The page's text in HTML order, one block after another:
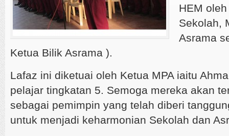
HEM
Sekolah,
Asrama
Ketua Bilik Asrama ).
Lafaz ini diketuai oleh Ketua MPA iaitu
pelajar tingkatan 5. Semoga mereka akan
sebagai pemimpin yang telah diberi
untuk menjadi keharmonian Sekolah dan